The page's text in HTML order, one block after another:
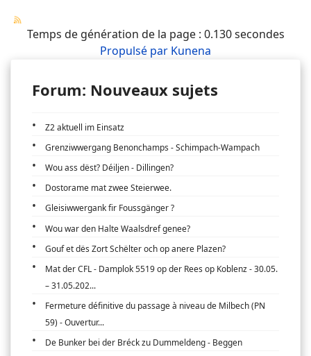
Temps de génération de la page : 0.130 secondes
Propulsé par Kunena
Forum: Nouveaux sujets
Z2 aktuell im Einsatz
Grenziwwergang Benonchamps - Schimpach-Wampach
Wou ass dëst? Déiljen - Dillingen?
Dostorame mat zwee Steierwee.
Gleisiwwergank fir Foussgänger ?
Wou war den Halte Waalsdref genee?
Gouf et dës Zort Schëlter och op anere Plazen?
Mat der CFL - Damplok 5519 op der Rees op Koblenz - 30.05.
– 31.05.202...
Fermeture définitive du passage à niveau de Milbech (PN
59) - Ouvertur...
De Bunker bei der Bréck zu Dummeldeng - Beggen